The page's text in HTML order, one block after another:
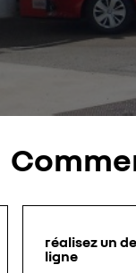
réalisez un
ligne